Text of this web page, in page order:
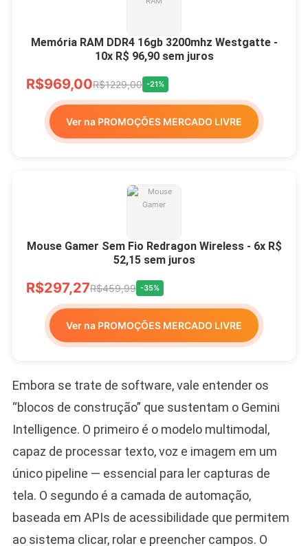
Memória RAM DDR4 16gb 3200mhz Westgatte -
10x R$ 96,90 sem juros
R$969,00R$1229,00 -21%
Ver na PROMOÇÕES MERCADO LIVRE
Mouse Gamer Sem Fio Redragon Wireless - 6x R$
52,15 sem juros
R$297,27R$459,99 -35%
Ver na PROMOÇÕES MERCADO LIVRE
Embora se trate de software, vale entender os
“blocos de construção” que sustentam o Gemini
Intelligence. O primeiro é o modelo multimodal,
capaz de processar texto, voz e imagem em um
único pipeline — essencial para ler capturas de
tela. O segundo é a camada de automação,
baseada em APIs de acessibilidade que permitem
ao sistema clicar, rolar e preencher campos. O